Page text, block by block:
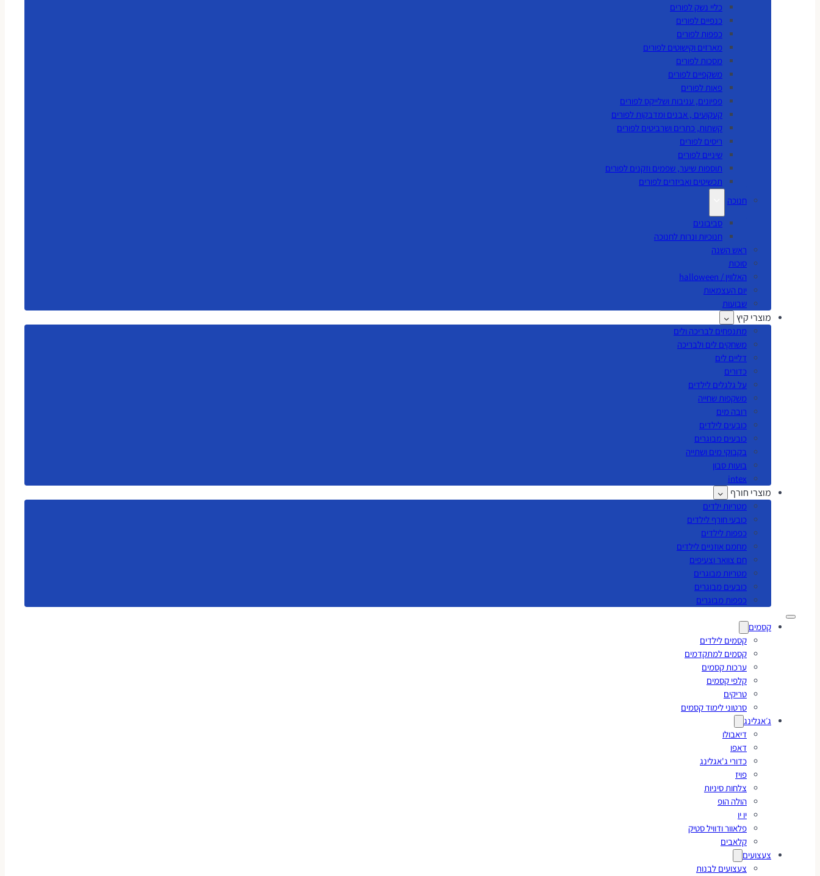
כליי נשק לפורים
כנפיים לפורים
כפפות לפורים
מארזים וקישוטים לפורים
מסכות לפורים
משקפיים לפורים
פאות לפורים
פפיונים, עניבות ושלייקס לפורים
קעקועים , אבנים ומדבקות לפורים
קשתות, כתרים ושרביטים לפורים
ריסים לפורים
שיניים לפורים
תוספות שיער, שפמים וזקנים לפורים
תכשיטים ואביזרים לפורים
חנוכה
סביבונים
חנוכיות ונרות לחנוכה
ראש השנה
סוכות
האלווין / halloween
יום העצמאות
שבועות
מוצרי קיץ
מתנפחים לבריכה ולים
משחקים לים ולבריכה
דליים לים
כדורים
על גלגלים לילדים
משקפות שחייה
רובה מים
כובעים לילדים
כובעים מבוגרים
בקבוקי מים ושתייה
בועות סבון
intex
מוצרי חורף
מטריות ילדים
כובעי חורף לילדים
כפפות לילדים
מחמם אוזניים לילדים
חם צוואר וצעיפים
מטריות מבוגרים
כובעים מבוגרים
כפפות מבוגרים
קסמים
קסמים לילדים
קסמים למתקדמים
ערכות קסמים
קלפי קסמים
טריקים
סרטוני לימוד קסמים
ג׳אגלינג
דיאבולו
דאפו
כדורי ג'אגלינג
פויז
צלחות סיניות
הולה הופ
יו יו
פלאוור ודוויל סטיק
קלאבים
צעצועים
צעצועים לבנות